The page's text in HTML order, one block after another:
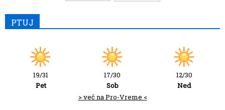
PTUJ
19/31
Pet
17/30
Sob
12/30
Ned
> več na Pro-Vreme <